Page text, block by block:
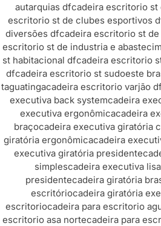
autarquias dfcadeira escritorio st
escritorio st de clubes esportivos
diversões dfcadeira escritorio st
escritorio st de industria e
st habitacional dfcadeira escritorio
dfcadeira escritorio st sudoeste
taguatingacadeira escritorio varjão df
executiva back systemcadeira
executiva ergonômicacadeira
braçocadeira executiva giratória
giratória ergonômicacadeira
executiva giratória presidente
simplescadeira executiva lisa
presidentecadeira giratória
escritóriocadeira giratória
escritoriocadeira para escritorio
escritorio asa nortecadeira para